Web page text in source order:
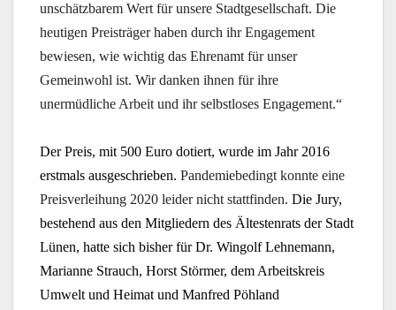
unschätzbarem Wert für unsere Stadtgesellschaft. Die
heutigen Preisträger haben durch ihr Engagement
bewiesen, wie wichtig das Ehrenamt für unser
Gemeinwohl ist. Wir danken ihnen für ihre
unermüdliche Arbeit und ihr selbstloses Engagement.“
Der Preis, mit 500 Euro dotiert, wurde im Jahr 2016
erstmals ausgeschrieben. Pandemiebedingt konnte eine
Preisverleihung 2020 leider nicht stattfinden. Die Jury,
bestehend aus den Mitgliedern des Ältestenrats der Stadt
Lünen, hatte sich bisher für Dr. Wingolf Lehnemann,
Marianne Strauch, Horst Störmer, dem Arbeitskreis
Umwelt und Heimat und Manfred Pöhland